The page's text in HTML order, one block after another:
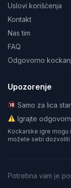
Uslovi korišćenja
Kontakt
Nas tim
FAQ
Odgovorno
Upozorenje
Samo za lica
Igrajte
Kockarske igre mogu
možete sebi dozvoliti
Potrebna vam je